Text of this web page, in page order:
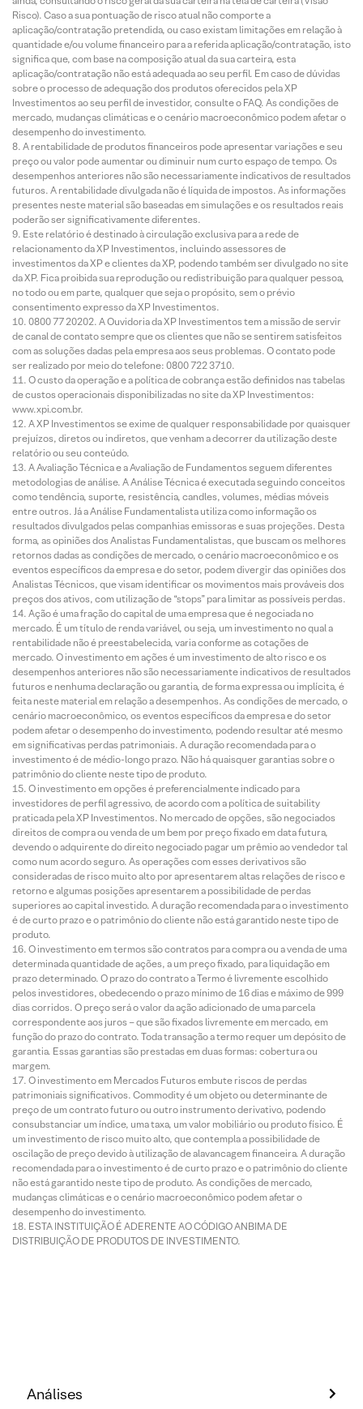
Risco). Caso a sua pontuação de risco atual não comporte a
aplicação/contratação pretendida, ou caso existam limitações em relação à
quantidade e/ou volume financeiro para a referida aplicação/contratação, isto
significa que, com base na composição atual da sua carteira, esta
aplicação/contratação não está adequada ao seu perfil. Em caso de dúvidas
sobre o processo de adequação dos produtos oferecidos pela XP
Investimentos ao seu perfil de investidor, consulte o FAQ. As condições de
mercado, mudanças climáticas e o cenário macroeconômico podem afetar o
desempenho do investimento.
A rentabilidade de produtos financeiros pode apresentar variações e seu
preço ou valor pode aumentar ou diminuir num curto espaço de tempo. Os
desempenhos anteriores não são necessariamente indicativos de resultados
futuros. A rentabilidade divulgada não é líquida de impostos. As informações
presentes neste material são baseadas em simulações e os resultados reais
poderão ser significativamente diferentes.
Este relatório é destinado à circulação exclusiva para a rede de
relacionamento da XP Investimentos, incluindo assessores de
investimentos da XP e clientes da XP, podendo também ser divulgado no site
da XP. Fica proibida sua reprodução ou redistribuição para qualquer pessoa,
no todo ou em parte, qualquer que seja o propósito, sem o prévio
consentimento expresso da XP Investimentos.
0800 77 20202. A Ouvidoria da XP Investimentos tem a missão de servir
de canal de contato sempre que os clientes que não se sentirem satisfeitos
com as soluções dadas pela empresa aos seus problemas. O contato pode
ser realizado por meio do telefone: 0800 722 3710.
O custo da operação e a política de cobrança estão definidos nas tabelas
de custos operacionais disponibilizadas no site da XP Investimentos:
www.xpi.com.br.
A XP Investimentos se exime de qualquer responsabilidade por quaisquer
prejuízos, diretos ou indiretos, que venham a decorrer da utilização deste
relatório ou seu conteúdo.
A Avaliação Técnica e a Avaliação de Fundamentos seguem diferentes
metodologias de análise. A Análise Técnica é executada seguindo conceitos
como tendência, suporte, resistência, candles, volumes, médias móveis
entre outros. Já a Análise Fundamentalista utiliza como informação os
resultados divulgados pelas companhias emissoras e suas projeções. Desta
forma, as opiniões dos Analistas Fundamentalistas, que buscam os melhores
retornos dadas as condições de mercado, o cenário macroeconômico e os
eventos específicos da empresa e do setor, podem divergir das opiniões dos
Analistas Técnicos, que visam identificar os movimentos mais prováveis dos
preços dos ativos, com utilização de “stops” para limitar as possíveis perdas.
Ação é uma fração do capital de uma empresa que é negociada no
mercado. É um título de renda variável, ou seja, um investimento no qual a
rentabilidade não é preestabelecida, varia conforme as cotações de
mercado. O investimento em ações é um investimento de alto risco e os
desempenhos anteriores não são necessariamente indicativos de resultados
futuros e nenhuma declaração ou garantia, de forma expressa ou implícita, é
feita neste material em relação a desempenhos. As condições de mercado, o
cenário macroeconômico, os eventos específicos da empresa e do setor
podem afetar o desempenho do investimento, podendo resultar até mesmo
em significativas perdas patrimoniais. A duração recomendada para o
investimento é de médio-longo prazo. Não há quaisquer garantias sobre o
patrimônio do cliente neste tipo de produto.
O investimento em opções é preferencialmente indicado para
investidores de perfil agressivo, de acordo com a política de suitability
praticada pela XP Investimentos. No mercado de opções, são negociados
direitos de compra ou venda de um bem por preço fixado em data futura,
devendo o adquirente do direito negociado pagar um prêmio ao vendedor tal
como num acordo seguro. As operações com esses derivativos são
consideradas de risco muito alto por apresentarem altas relações de risco e
retorno e algumas posições apresentarem a possibilidade de perdas
superiores ao capital investido. A duração recomendada para o investimento
é de curto prazo e o patrimônio do cliente não está garantido neste tipo de
produto.
O investimento em termos são contratos para compra ou a venda de uma
determinada quantidade de ações, a um preço fixado, para liquidação em
prazo determinado. O prazo do contrato a Termo é livremente escolhido
pelos investidores, obedecendo o prazo mínimo de 16 dias e máximo de 999
dias corridos. O preço será o valor da ação adicionado de uma parcela
correspondente aos juros – que são fixados livremente em mercado, em
função do prazo do contrato. Toda transação a termo requer um depósito de
garantia. Essas garantias são prestadas em duas formas: cobertura ou
margem.
O investimento em Mercados Futuros embute riscos de perdas
patrimoniais significativos. Commodity é um objeto ou determinante de
preço de um contrato futuro ou outro instrumento derivativo, podendo
consubstanciar um índice, uma taxa, um valor mobiliário ou produto físico. É
um investimento de risco muito alto, que contempla a possibilidade de
oscilação de preço devido à utilização de alavancagem financeira. A duração
recomendada para o investimento é de curto prazo e o patrimônio do cliente
não está garantido neste tipo de produto. As condições de mercado,
mudanças climáticas e o cenário macroeconômico podem afetar o
desempenho do investimento.
ESTA INSTITUIÇÃO É ADERENTE AO CÓDIGO ANBIMA DE
DISTRIBUIÇÃO DE PRODUTOS DE INVESTIMENTO.
Análises